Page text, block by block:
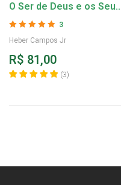
O Ser de Deus e os Seus
Atributos – Heber
Campos Jr
3
Heber Campos Jr
R$ 81,00
(3)